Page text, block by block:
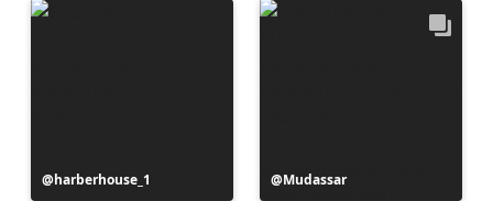
Julkaissut
harberhouse_1 Julkaissut
Mudassar